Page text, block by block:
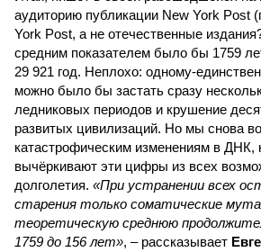
аудиторию публикации New York Post
York Post, а не отечественные
средним показателем было бы 1759
29 921 год. Неплохо: одному-
можно было бы застать сразу
ледниковых периодов и крушение
развитых цивилизаций. Но мы снова
катастрофическим изменениям в ДНК,
вычёркивают эти цифры из всех
долголетия. «При устранении всех
старения только соматические
теоретическую среднюю
1759 до 156 лет», – рассказывает